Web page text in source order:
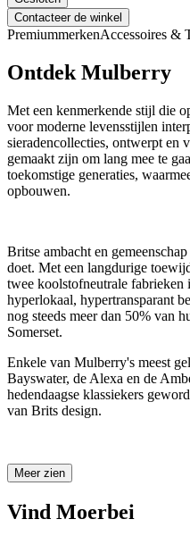
Contacteer de winkel
PremiummerkenAccessoires &
Ontdek Mulberry
Met een kenmerkende stijl die
voor moderne levensstijlen
sieradencollecties, ontwerpt en
gemaakt zijn om lang mee te
toekomstige generaties,
opbouwen.
Britse ambacht en
doet. Met een langdurige
twee koolstofneutrale fabrieken
hyperlokaal, hypertransparant
nog steeds meer dan 50% van
Somerset.
Enkele van Mulberry's meest
Bayswater, de Alexa en de
hedendaagse klassiekers
van Brits design.
Meer zien
Vind Moerbei